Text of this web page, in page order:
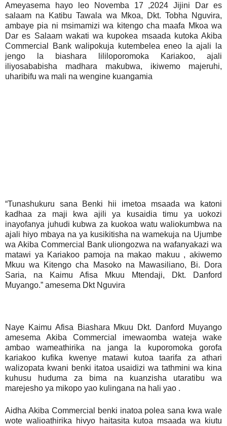
Ameyasema hayo leo Novemba 17 ,2024 Jijini Dar es
salaam na Katibu Tawala wa Mkoa, Dkt. Tobha Nguvira,
ambaye pia ni msimamizi wa kitengo cha maafa Mkoa wa
Dar es Salaam wakati wa kupokea msaada kutoka Akiba
Commercial Bank walipokuja kutembelea eneo la ajali la
jengo la biashara lililoporomoka Kariakoo, ajali
iliyosababisha madhara makubwa, ikiwemo majeruhi,
uharibifu wa mali na wengine kuangamia
“Tunashukuru sana Benki hii imetoa msaada wa katoni
kadhaa za maji kwa ajili ya kusaidia timu ya uokozi
inayofanya juhudi kubwa za kuokoa watu waliokumbwa na
ajali hiyo mbaya na ya kusikitisha na wamekuja na Ujumbe
wa Akiba Commercial Bank uliongozwa na wafanyakazi wa
matawi ya Kariakoo pamoja na makao makuu , akiwemo
Mkuu wa Kitengo cha Masoko na Mawasiliano, Bi. Dora
Saria, na Kaimu Afisa Mkuu Mtendaji, Dkt. Danford
Muyango.” amesema Dkt Nguvira
Naye Kaimu Afisa Biashara Mkuu Dkt. Danford Muyango
amesema Akiba Commercial imewaomba wateja wake
ambao wameathirika na janga la kuporomoka gorofa
kariakoo kufika kwenye matawi kutoa taarifa za athari
walizopata kwani benki itatoa usaidizi wa tathmini wa kina
kuhusu huduma za bima na kuanzisha utaratibu wa
marejesho ya mikopo yao kulingana na hali yao .
Aidha Akiba Commercial benki inatoa polea sana kwa wale
wote walioathirika hivyo haitasita kutoa msaada wa kiutu